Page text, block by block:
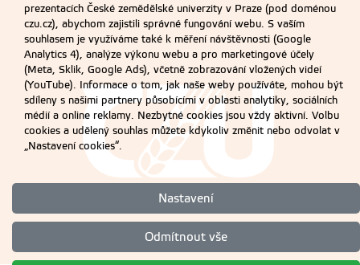
prezentacích České zemědělské univerzity v Praze (pod doménou
czu.cz), abychom zajistili správné fungování webu. S vaším
souhlasem je využíváme také k měření návštěvnosti (Google
Analytics 4), analýze výkonu webu a pro marketingové účely
(Meta, Sklik, Google Ads), včetně zobrazování vložených videí
(YouTube). Informace o tom, jak naše weby používáte, mohou být
sdíleny s našimi partnery působícími v oblasti analytiky, sociálních
médií a online reklamy. Nezbytné cookies jsou vždy aktivní. Volbu
cookies a udělený souhlas můžete kdykoliv změnit nebo odvolat v
„Nastavení cookies“.
Nastavení
Odmítnout vše